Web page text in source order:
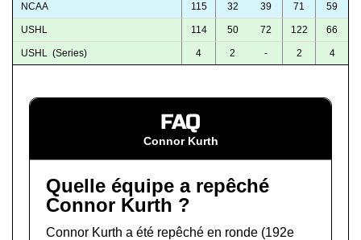
NCAA 115 32 39 71 59
USHL 114 50 72 122 66
USHL (Series) 4 2 - 2 4
FAQ
Connor Kurth
Quelle équipe a repêché
Connor Kurth ?
Connor Kurth a été repêché en ronde (192e